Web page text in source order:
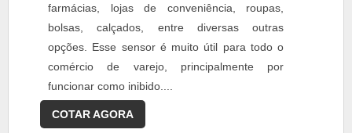
farmácias, lojas de conveniência, roupas,
bolsas, calçados, entre diversas outras
opções. Esse sensor é muito útil para todo o
comércio de varejo, principalmente por
funcionar como inibido....
COTAR AGORA